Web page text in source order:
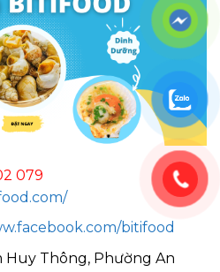
079
bitifood
Huy Thông, Phường An